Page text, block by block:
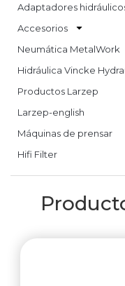
Adaptadores
Accesorios
Neumática MetalWork
Hidráulica Vincke
Productos Larzep
Larzep-english
Máquinas de prensar
Hifi Filter